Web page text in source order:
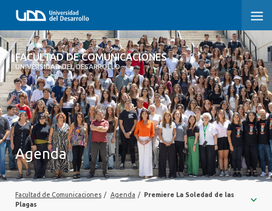
FACULTAD DE COMUNICACIONES
UNIVERSIDAD DEL DESARROLLO
FACULTAD DE COMUNICACIONES
INICIO
SOBRE LA FACULTAD
CARRERAS
POSTGRADOS Y EDUCACIÓN CONTINUA
INVESTIGACIÓN
Agenda
Facultad de Comunicaciones / Agenda / Premiere La Soledad de las
Plagas